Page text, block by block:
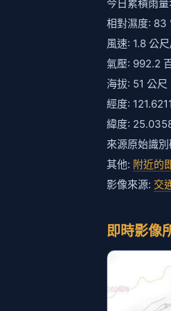
今日累積雨
相對濕度: 83
風速: 1.8 公
氣壓: 992.2
海拔: 51 公尺
經度: 121.6211
緯度:
來源原始識
其他: 附近的
影像來源: 交
即時影像